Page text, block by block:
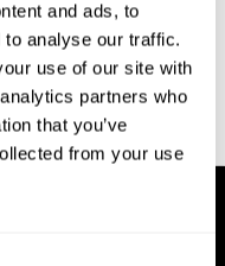
and ads, to
analyse our traffic.
use of our site with
partners who
that you’ve
from your use
[2]
غودار ج,
مولبر م, ميسينزال إم. الحالات
والإضطراب ثنائي القطب. بحث الطب
سيرماكڤا ر, سيرماكڤا د.إعادة تأهيل